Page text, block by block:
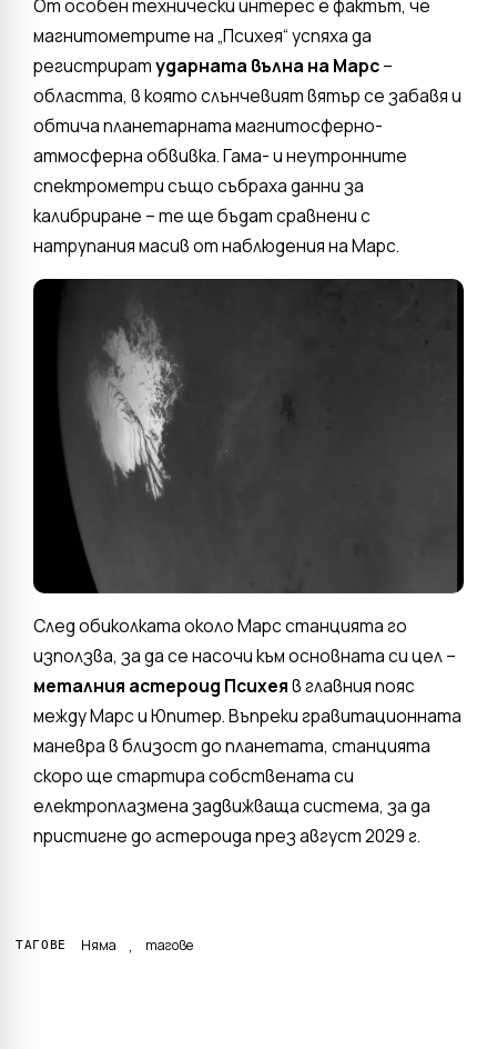
От особен технически интерес е фактът, че
магнитометрите на „Психея“ успяха да
регистриратударната вълна на Марс–
областта, в която слънчевият вятър се забавя и
обтича планетарната магнитосферно-
атмосферна обвивка. Гама- и неутронните
спектрометри също събраха данни за
калибриране – те ще бъдат сравнени с
натрупания масив от наблюдения на Марс.
След обиколката около Марс станцията го
използва, за да се насочи към основната си цел –
металния астероид Психеяв главния пояс
между Марс и Юпитер. Въпреки гравитационната
маневра в близост до планетата, станцията
скоро ще стартира собствената си
електроплазмена задвижваща система, за да
пристигне до астероида през август 2029 г.
ТАГОВЕ Няма , тагове